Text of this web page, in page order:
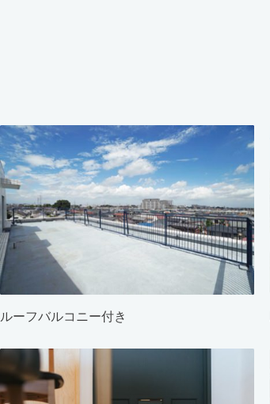
ルーフバルコニー付き